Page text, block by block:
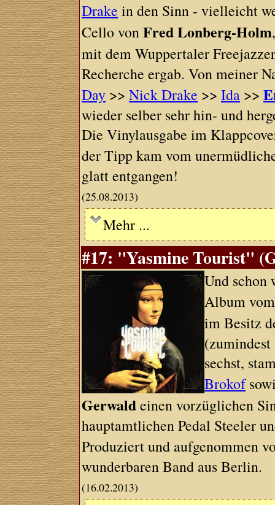
Drake in den Sinn - vielleicht
Cello vonFred Lonberg-Holm
mit dem Wuppertaler
Recherche ergab. Von meiner
Day >>Nick Drake >>Ida >>
wieder selber sehr hin- und
Die Vinylausgabe im
der Tipp kam vom
glatt entgangen!
(25.08.2013)
Mehr ...
#17: "Yasmine Tourist"
Und schon
Album
im Besitz
sechst,
Brokof
Gerwaldeinen vorzüglichen
hauptamtlichen Pedal Steeler
Produziert und aufgenommen
wunderbaren Band aus Berlin.
(16.02.2013)